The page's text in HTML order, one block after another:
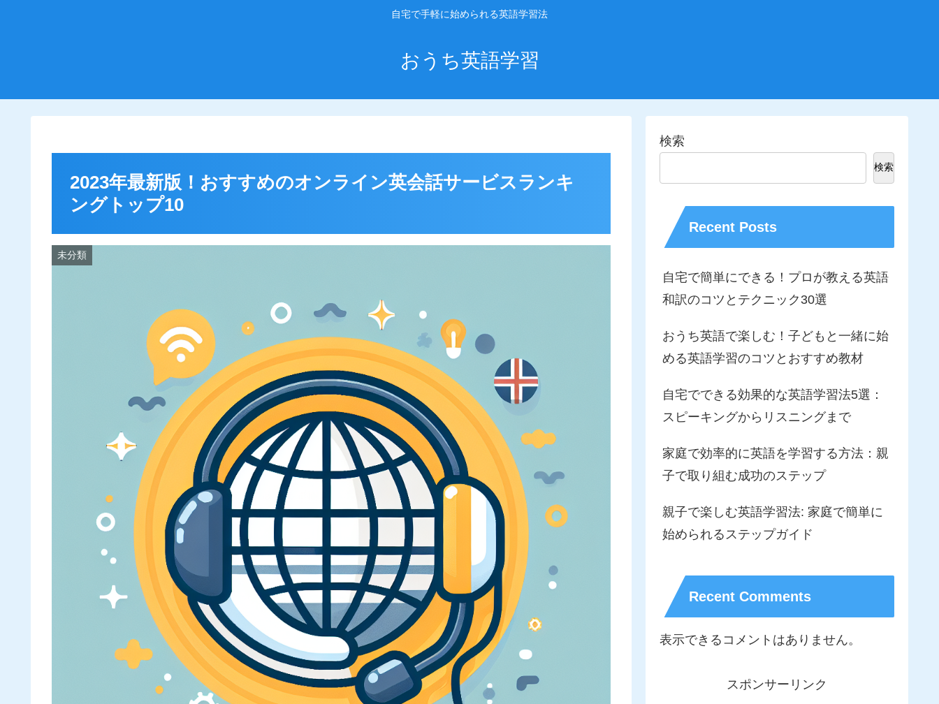
自宅で手軽に始められる英語学習法
おうち英語学習
2023年最新版！おすすめのオンライン英会話サービスランキ
ングトップ10
未分類
検索
検索
Recent Posts
自宅で簡単にできる！プロが教える英語
和訳のコツとテクニック30選
おうち英語で楽しむ！子どもと一緒に始
める英語学習のコツとおすすめ教材
自宅でできる効果的な英語学習法5選：
スピーキングからリスニングまで
家庭で効率的に英語を学習する方法：親
子で取り組む成功のステップ
親子で楽しむ英語学習法: 家庭で簡単に
始められるステップガイド
Recent Comments
表示できるコメントはありません。
スポンサーリンク